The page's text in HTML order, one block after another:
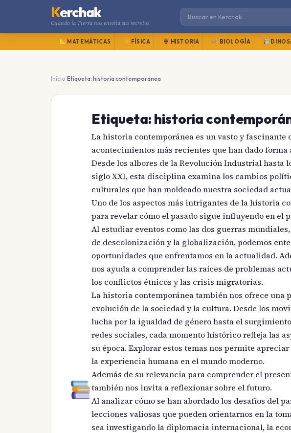
Kerchak
Cuando la Tierra nos enseña sus secretos
MATEMÁTICAS FÍSICA HISTORIA BIOLOGÍA
Inicio›Etiqueta: historia contemporánea
Etiqueta: historia
La historia contemporánea es un vasto y fascinante
acontecimientos más recientes que han dado forma
Desde los albores de la Revolución Industrial hasta
siglo XXI, esta disciplina examina los cambios
culturales que han moldeado nuestra sociedad
Uno de los aspectos más intrigantes de la historia
para revelar cómo el pasado sigue influyendo en el
Al estudiar eventos como las dos guerras
de descolonización y la globalización, podemos
oportunidades que enfrentamos en la actualidad.
nos ayuda a comprender las raíces de problemas
los conflictos étnicos y las crisis migratorias.
La historia contemporánea también nos ofrece una
evolución de la sociedad y la cultura. Desde los
lucha por la igualdad de género hasta el
redes sociales, cada momento histórico refleja las
su época. Explorar estos temas nos permite
la experiencia humana en el mundo moderno.
Además de su relevancia para comprender el
también nos invita a reflexionar sobre el futuro.
Al analizar cómo se han abordado los desafíos del
lecciones valiosas que pueden orientarnos en la
sea investigando la diplomacia internacional, la